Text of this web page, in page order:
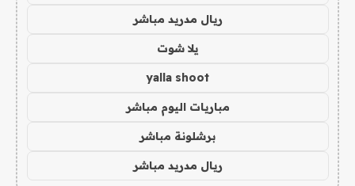
ريال مدريد مباشر
يلا شوت
yalla shoot
مباريات اليوم مباشر
برشلونة مباشر
ريال مدريد مباشر